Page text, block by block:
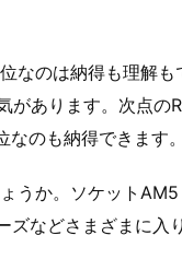
なのは納得も理解
があります。次点
のも納得できます。
うか。ソケット
などさまざまに入